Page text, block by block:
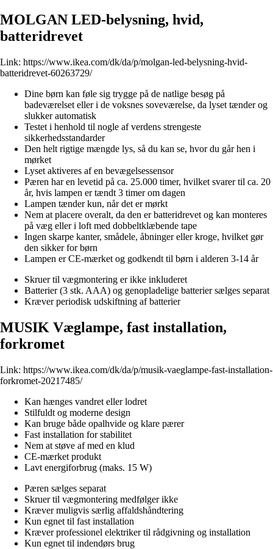
MOLGAN LED-belysning, hvid,
batteridrevet
Link: https://www.ikea.com/dk/da/p/molgan-led-belysning-hvid-
batteridrevet-60263729/
Dine børn kan føle sig trygge på de natlige besøg på
badeværelset eller i de voksnes soveværelse, da lyset tænder og
slukker automatisk
Testet i henhold til nogle af verdens strengeste
sikkerhedsstandarder
Den helt rigtige mængde lys, så du kan se, hvor du går hen i
mørket
Lyset aktiveres af en bevægelsessensor
Pæren har en levetid på ca. 25.000 timer, hvilket svarer til ca. 20
år, hvis lampen er tændt 3 timer om dagen
Lampen tænder kun, når det er mørkt
Nem at placere overalt, da den er batteridrevet og kan monteres
på væg eller i loft med dobbeltklæbende tape
Ingen skarpe kanter, smådele, åbninger eller kroge, hvilket gør
den sikker for børn
Lampen er CE-mærket og godkendt til børn i alderen 3-14 år
Skruer til vægmontering er ikke inkluderet
Batterier (3 stk. AAA) og genopladelige batterier sælges separat
Kræver periodisk udskiftning af batterier
MUSIK Væglampe, fast installation,
forkromet
Link: https://www.ikea.com/dk/da/p/musik-vaeglampe-fast-installation-
forkromet-20217485/
Kan hænges vandret eller lodret
Stilfuldt og moderne design
Kan bruge både opalhvide og klare pærer
Fast installation for stabilitet
Nem at støve af med en klud
CE-mærket produkt
Lavt energiforbrug (maks. 15 W)
Pæren sælges separat
Skruer til vægmontering medfølger ikke
Kræver muligvis særlig affaldshåndtering
Kun egnet til fast installation
Kræver professionel elektriker til rådgivning og installation
Kun egnet til indendørs brug